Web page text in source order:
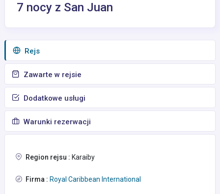
7 nocy z San Juan
Rejs
Zawarte w rejsie
Dodatkowe usługi
Warunki rezerwacji
Region rejsu : Karaiby
Firma : Royal Caribbean International